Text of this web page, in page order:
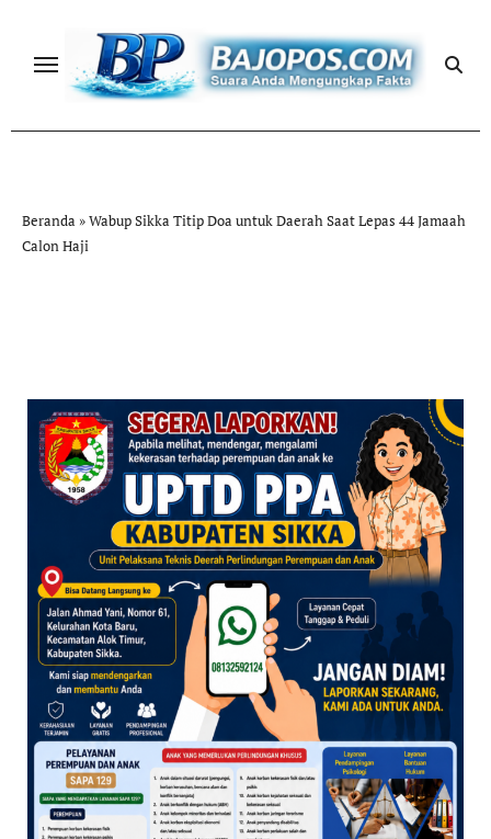
content
Beranda »Wabup Sikka Titip Doa untuk Daerah Saat Lepas 44 Jamaah
Calon Haji